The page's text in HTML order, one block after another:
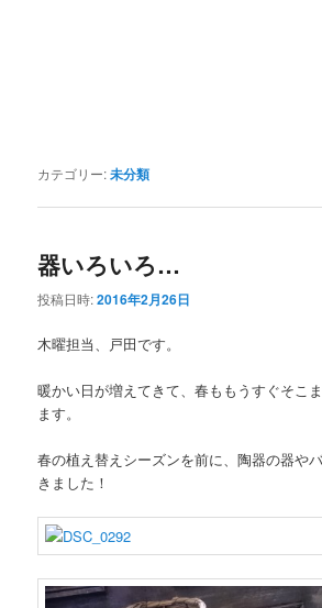
カテゴリー:未分類
器いろいろ…
投稿日時:2016年2月26日
木曜担当、戸田です。
暖かい日が増えてきて、春ももうすぐそこ
ます。
春の植え替えシーズンを前に、陶器の器や
きました！